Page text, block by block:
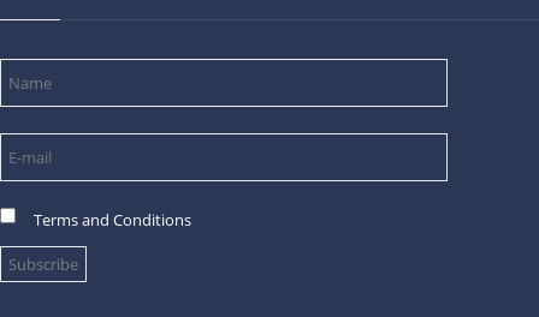
Terms and Conditions